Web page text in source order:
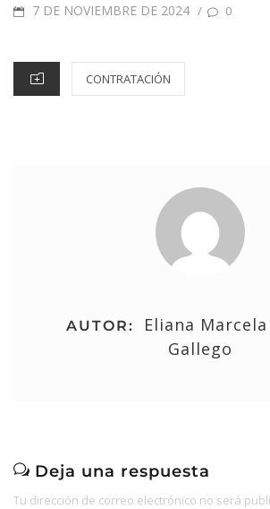
7 DE NOVIEMBRE DE 2024 / 0
CONTRATACIÓN
AUTOR:
Eliana
Gallego
Deja una respuesta
Tu dirección de correo electrónico no será